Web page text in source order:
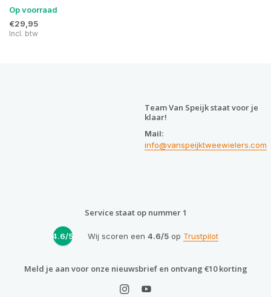
Op voorraad
€29,95
Incl. btw
Team Van Speijk staat voor je
klaar!
Mail:
info@vanspeijktweewielers.com
Service staat op nummer 1
4.6/5 Wij scoren een 4.6/5op Trustpilot
Meld je aan voor onze nieuwsbrief en ontvang €10 korting